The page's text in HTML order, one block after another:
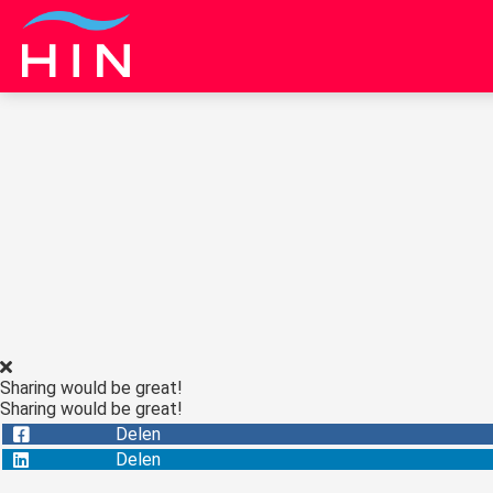
Sharing would be great!
Sharing would be great!
Delen
Delen